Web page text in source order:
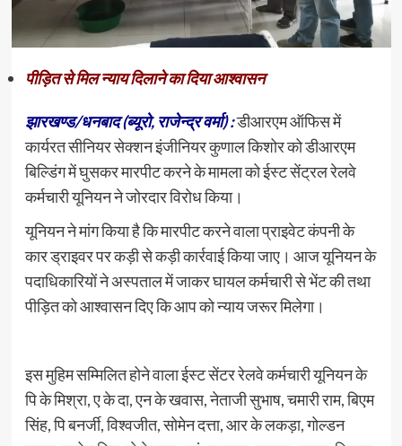
पीड़ित से मिल न्याय दिलाने का दिया आश्वासन
झारखण्ड/धनबाद (ब्यूरो, राजेन्द्र वर्मा) :डीआरएम ऑफिस में
कार्यरत सीनियर सेक्शन इंजीनियर कुणाल किशोर को डीआरएम
बिल्डिंग में घुसकर मारपीट करने के मामला को ईस्ट सेंट्रल रेलवे
कर्मचारी यूनियन ने जोरदार विरोध किया।
यूनियन ने मांग किया है कि मारपीट करने वाला प्राइवेट कंपनी के
कार ड्राइवर पर कड़ी से कड़ी कार्रवाई किया जाए। आज यूनियन के
पदाधिकारियों ने अस्पताल में जाकर घायल कर्मचारी से भेंट की तथा
पीड़ित को आश्वासन दिए कि आप को न्याय जरूर मिलेगा।
इस मुहिम सम्मिलित होने वाला ईस्ट सेंटर रेलवे कर्मचारी यूनियन के
पि के मिश्रा, ए के दा, एन के खवास, नेताजी सुभाष, चमारी राम, बिएम
सिंह, पि बनर्जी, विश्वजीत, सोमेन दत्ता, आर के लकड़ा, गोल्डन